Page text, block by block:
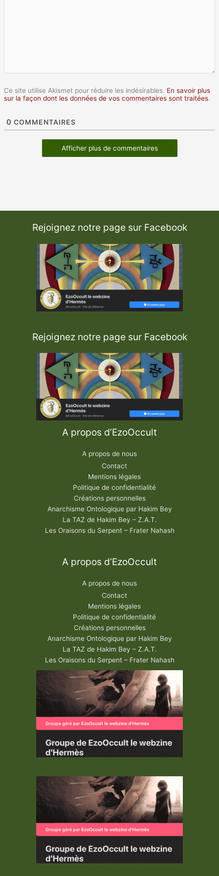
Ce site utilise Akismet pour réduire les indésirables. En savoir plus
sur la façon dont les données de vos commentaires sont traitées.
0 COMMENTAIRES
Afficher plus de commentaires
Rejoignez notre page sur Facebook
Rejoignez notre page sur Facebook
A propos d’EzoOccult
A propos de nous
Contact
Mentions légales
Politique de confidentialité
Créations personnelles
Anarchisme Ontologique par Hakim Bey
La TAZ de Hakim Bey – Z.A.T.
Les Oraisons du Serpent – Frater Nahash
A propos d’EzoOccult
A propos de nous
Contact
Mentions légales
Politique de confidentialité
Créations personnelles
Anarchisme Ontologique par Hakim Bey
La TAZ de Hakim Bey – Z.A.T.
Les Oraisons du Serpent – Frater Nahash